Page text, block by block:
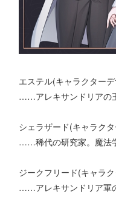
エステル(キャラクター
……アレキサンドリアの
シェラザード(キャラク
……稀代の研究家。魔法
ジークフリード(キャラ
……アレキサンドリア軍